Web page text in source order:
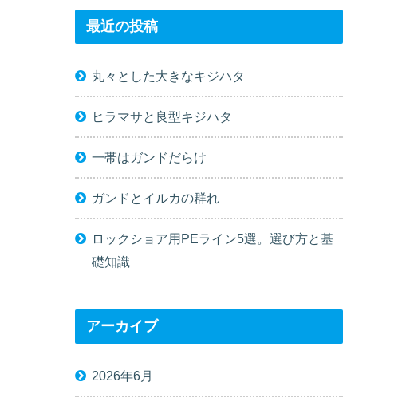
最近の投稿
丸々とした大きなキジハタ
ヒラマサと良型キジハタ
一帯はガンドだらけ
ガンドとイルカの群れ
ロックショア用PEライン5選。選び方と基
礎知識
アーカイブ
2026年6月